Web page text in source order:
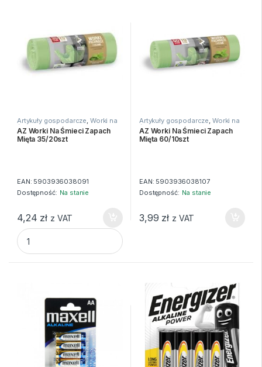
Artykuły gospodarcze Worki na
śmieci
AZ Worki Na Śmieci Zapach
Mięta 35/20szt
EAN: 5903936038091
Dostępność: Na stanie
4,24 zł z VAT
AZ Worki Na Śmieci Zapach Mięta 35/20szt quantity
Artykuły gospodarcze Worki na
śmieci
AZ Worki Na Śmieci Zapach
Mięta 60/10szt
EAN: 5903936038107
Dostępność: Na stanie
3,99 zł z VAT